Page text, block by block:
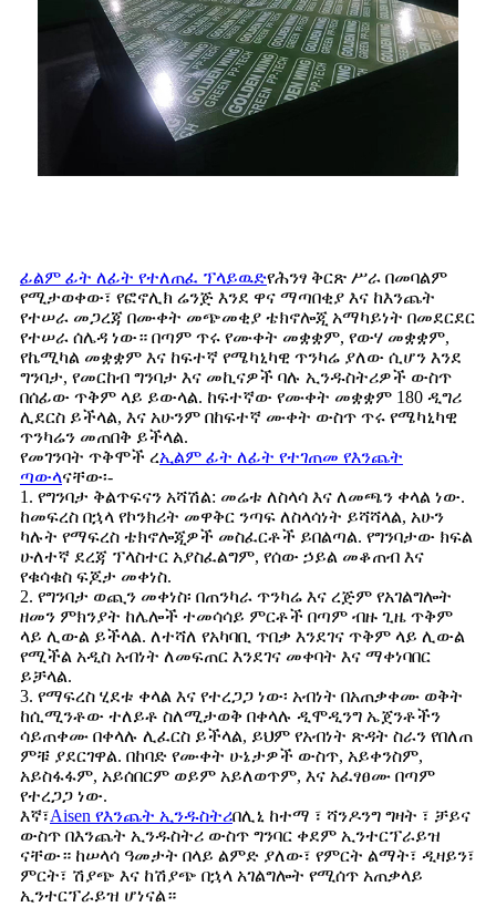
ፊልም ፊት ለፊት የተለጠፈ ፕላይዉድየሕንፃ ቅርጽ ሥራ በመባልም
የሚታወቀው፣ የፎኖሊክ ሬንጅ እንደ ዋና ማጣበቂያ እና ከእንጨት
የተሠራ መጋረጃ በሙቀት መጭመቂያ ቴክኖሎጂ አማካይነት በመደርደር
የተሠራ ሰሌዳ ነው። በጣም ጥሩ የሙቀት መቋቋም, የውሃ መቋቋም,
የኬሚካል መቋቋም እና ከፍተኛ የሜካኒካዊ ጥንካሬ ያለው ሲሆን እንደ
ግንባታ, የመርከብ ግንባታ እና መኪናዎች ባሉ ኢንዱስትሪዎች ውስጥ
በሰፊው ጥቅም ላይ ይውላል. ከፍተኛው የሙቀት መቋቋም 180 ዲግሪ
ሊደርስ ይችላል, እና አሁንም በከፍተኛ ሙቀት ውስጥ ጥሩ የሜካኒካዊ
ጥንካሬን መጠበቅ ይችላል.
የመገንባት ጥቅሞች ረኢልም ፊት ለፊት የተገጠመ የእንጨት
ጣውላናቸው፡-
1. የግንባታ ቅልጥፍናን አሻሽል: መሬቱ ለስላሳ እና ለመጫን ቀላል ነው.
ከመፍረስ በኋላ የኮንክሪት መዋቅር ንጣፍ ለስላሳነት ይሻሻላል, አሁን
ካሉት የማፍረስ ቴክኖሎጂዎች መስፈርቶች ይበልጣል. የግንባታው ክፍል
ሁለተኛ ደረጃ ፕላስተር አያስፈልግም, የሰው ኃይል መቆጠብ እና
የቁሳቁስ ፍጆታ መቀነስ.
2. የግንባታ ወጪን መቀነስ፡ በጠንካራ ጥንካሬ እና ረጅም የአገልግሎት
ዘመን ምክንያት ከሌሎች ተመሳሳይ ምርቶች በጣም ብዙ ጊዜ ጥቅም
ላይ ሊውል ይችላል. ለተሻለ የአካባቢ ጥበቃ እንደገና ጥቅም ላይ ሊውል
የሚችል አዲስ አብነት ለመፍጠር እንደገና መቀባት እና ማቀነባበር
ይቻላል.
3. የማፍረስ ሂደቱ ቀላል እና የተረጋጋ ነው፡ አብነት በአጠቃቀሙ ወቅት
ከሲሚንቶው ተለይቶ ስለሚታወቅ በቀላሉ ዲሞዲንግ ኤጀንቶችን
ሳይጠቀሙ በቀላሉ ሊፈርስ ይችላል, ይህም የአብነት ጽዳት ስራን የበለጠ
ምቹ ያደርገዋል. በከባድ የሙቀት ሁኔታዎች ውስጥ, አይቀንስም,
አይስፋፋም, አይሰበርም ወይም አይለወጥም, እና አፈፃፀሙ በጣም
የተረጋጋ ነው.
እኛ፣Aisen የእንጨት ኢንዱስትሪበሊኒ ከተማ ፣ ሻንዶንግ ግዛት ፣ ቻይና
ውስጥ በእንጨት ኢንዱስትሪ ውስጥ ግንባር ቀደም ኢንተርፕራይዝ
ናቸው። ከሠላሳ ዓመታት በላይ ልምድ ያለው፣ የምርት ልማት፣ ዲዛይን፣
ምርት፣ ሽያጭ እና ከሽያጭ በኋላ አገልግሎት የሚሰጥ አጠቃላይ
ኢንተርፕራይዝ ሆነናል።